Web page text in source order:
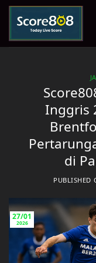
Skip
content
Inggris
di
PUBLISHED
27/01
2026